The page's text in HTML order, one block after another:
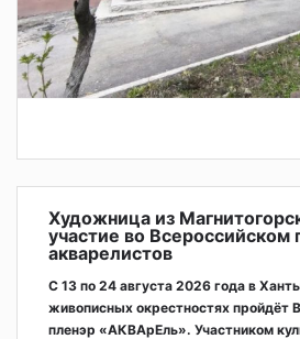
Художница из
участие во Всероссийском
акварелистов
С 13 по 24 августа 2026 года в
живописных окрестностях пройдёт
пленэр «АКВАрЕль». Участником